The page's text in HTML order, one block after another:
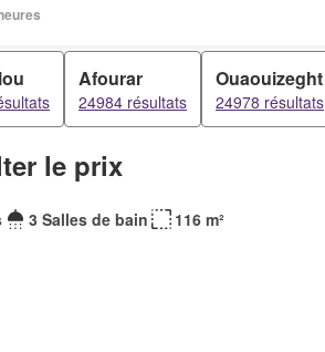
Afourar
24984 résultats
Ouaouizeght
24978 résultats
le prix
3 Salles de bain 116 m²